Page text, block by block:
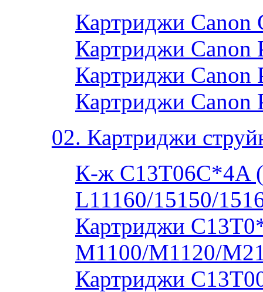
Картриджи Canon
Картриджи Canon
Картриджи Canon
Картриджи Canon
02. Картриджи
К-ж
L11160/15150/
Картриджи
M1100/M1120/
Картриджи